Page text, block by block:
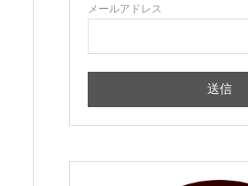
メールアドレス